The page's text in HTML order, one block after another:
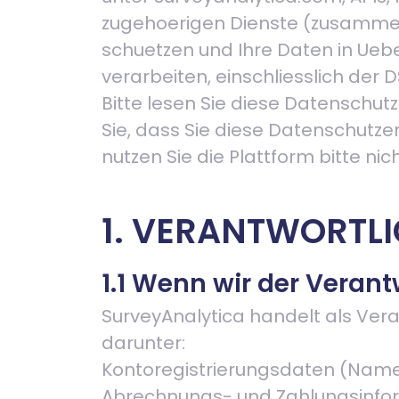
zugehoerigen Dienste
schuetzen und Ihre Daten in
verarbeiten, einschliesslich der
Bitte lesen Sie diese
Sie, dass Sie diese
nutzen Sie die Plattform bitte
1.
1.1 Wenn wir der
SurveyAnalytica handelt als
darunter:
Kontoregistrierungsdaten